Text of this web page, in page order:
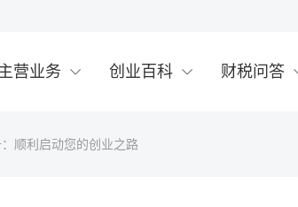
营业务 创业百科 财税问答
顺利启动您的创业之路